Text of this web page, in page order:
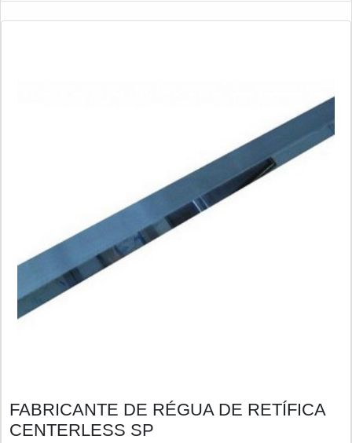
FABRICANTE DE RÉGUA DE RETÍFICA
CENTERLESS SP